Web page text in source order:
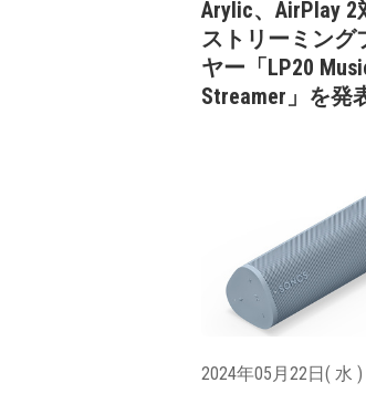
Arylic、AirPlay 2
ストリーミング
ヤー「LP20
Streamer」を発
2024年05月22日( 水 )